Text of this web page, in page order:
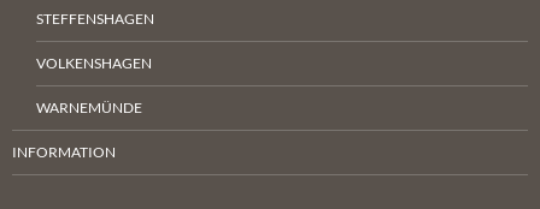
STEFFENSHAGEN
VOLKENSHAGEN
WARNEMÜNDE
INFORMATION